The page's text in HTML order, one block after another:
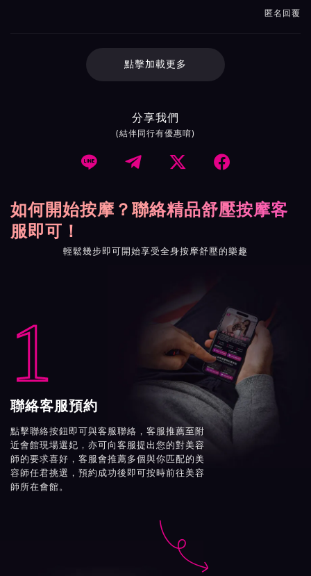
匿名回覆
點擊加載更多
分享我們
(結伴同行有優惠唷)
   
如何開始按摩？聯絡精品舒壓按摩客
服即可！
輕鬆幾步即可開始享受全身按摩舒壓的樂趣
1
聯絡客服預約
點擊聯絡按鈕即可與客服聯絡，客服推薦至附
近會館現場選妃，亦可向客服提出您的對美容
師的要求喜好，客服會推薦多個與你匹配的美
容師任君挑選，預約成功後即可按時前往美容
師所在會館。
